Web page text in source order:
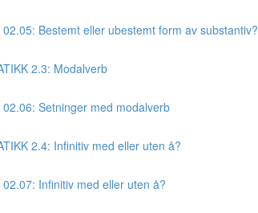
Bestemt eller ubestemt form av substantiv?
2.3: Modalverb
Setninger med modalverb
2.4: Infinitiv med eller uten å?
Infinitiv med eller uten å?